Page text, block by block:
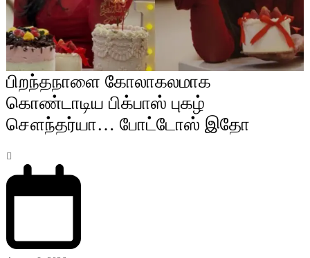
பிறந்தநாளை கோலாகலமாக
கொண்டாடிய பிக்பாஸ் புகழ்
சௌந்தர்யா… போட்டோஸ் இதோ